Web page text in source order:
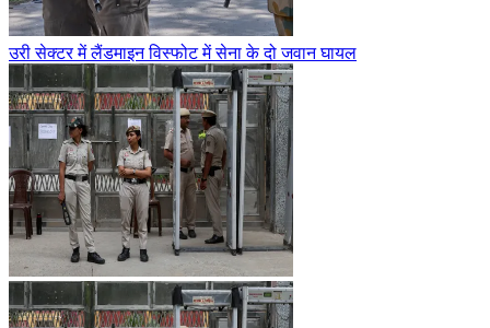
उरी सेक्टर में लैंडमाइन विस्फोट में सेना के दो जवान घायल